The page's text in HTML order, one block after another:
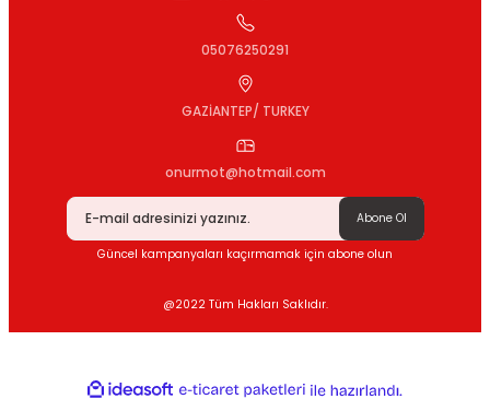
05076250291
GAZİANTEP/ TURKEY
onurmot@hotmail.com
Abone Ol
Güncel kampanyaları kaçırmamak için abone olun
@2022 Tüm Hakları Saklıdır.
ideasoft e-